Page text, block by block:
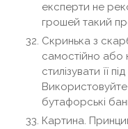
експерти не
грошей такий
Скринька з
самостійно або
стилізувати її
бутафорські
Картина.